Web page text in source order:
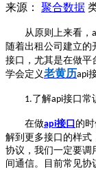
来源： 聚合数据
从原则上来看，
随着出租公司建立
接口，尤其是在做平
学会定义老黄历api
1.了解api接口常
在做api接口 的
解到更多接口的样式
协议，我们一定要调
间通信。目前常见协